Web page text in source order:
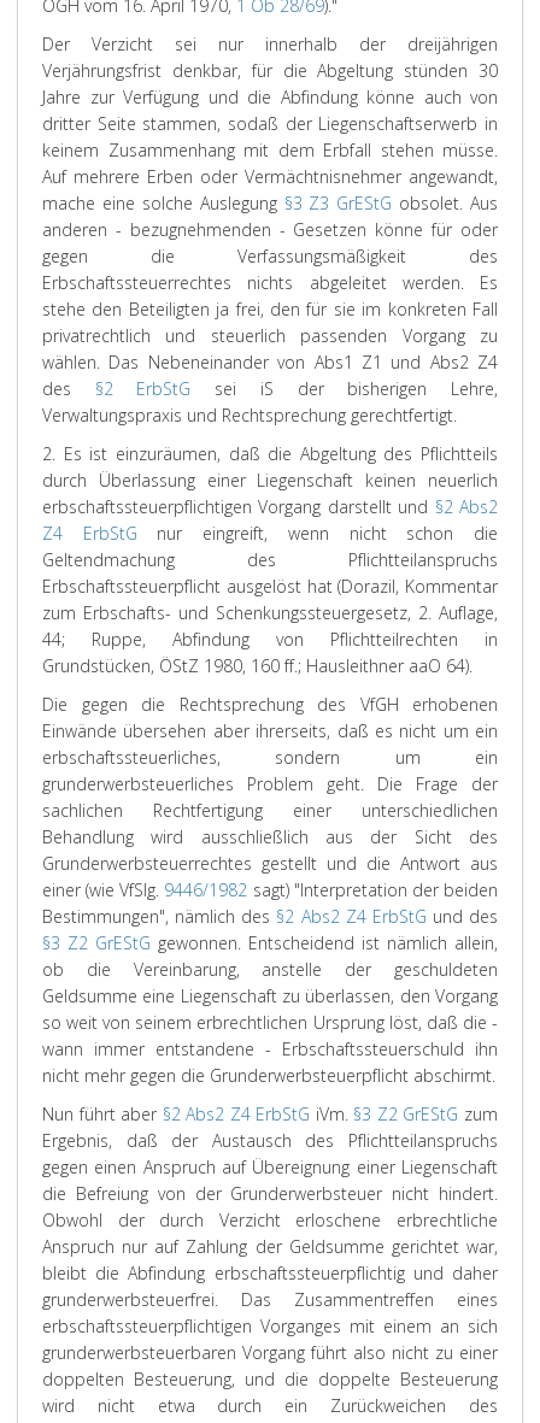
OGH vom 16. April 1970, 1 Ob 28/69)."
Der Verzicht sei nur innerhalb der dreijährigen
Verjährungsfrist denkbar, für die Abgeltung stünden 30
Jahre zur Verfügung und die Abfindung könne auch von
dritter Seite stammen, sodaß der Liegenschaftserwerb in
keinem Zusammenhang mit dem Erbfall stehen müsse.
Auf mehrere Erben oder Vermächtnisnehmer angewandt,
mache eine solche Auslegung §3 Z3 GrEStG obsolet. Aus
anderen - bezugnehmenden - Gesetzen könne für oder
gegen die Verfassungsmäßigkeit des
Erbschaftssteuerrechtes nichts abgeleitet werden. Es
stehe den Beteiligten ja frei, den für sie im konkreten Fall
privatrechtlich und steuerlich passenden Vorgang zu
wählen. Das Nebeneinander von Abs1 Z1 und Abs2 Z4
des §2 ErbStG sei iS der bisherigen Lehre,
Verwaltungspraxis und Rechtsprechung gerechtfertigt.
2. Es ist einzuräumen, daß die Abgeltung des Pflichtteils
durch Überlassung einer Liegenschaft keinen neuerlich
erbschaftssteuerpflichtigen Vorgang darstellt und §2 Abs2
Z4 ErbStG nur eingreift, wenn nicht schon die
Geltendmachung des Pflichtteilanspruchs
Erbschaftssteuerpflicht ausgelöst hat (Dorazil, Kommentar
zum Erbschafts- und Schenkungssteuergesetz, 2. Auflage,
44; Ruppe, Abfindung von Pflichtteilrechten in
Grundstücken, ÖStZ 1980, 160 ff.; Hausleithner aaO 64).
Die gegen die Rechtsprechung des VfGH erhobenen
Einwände übersehen aber ihrerseits, daß es nicht um ein
erbschaftssteuerliches, sondern um ein
grunderwerbsteuerliches Problem geht. Die Frage der
sachlichen Rechtfertigung einer unterschiedlichen
Behandlung wird ausschließlich aus der Sicht des
Grunderwerbsteuerrechtes gestellt und die Antwort aus
einer (wie VfSlg. 9446/1982 sagt) "Interpretation der beiden
Bestimmungen", nämlich des §2 Abs2 Z4 ErbStG und des
§3 Z2 GrEStG gewonnen. Entscheidend ist nämlich allein,
ob die Vereinbarung, anstelle der geschuldeten
Geldsumme eine Liegenschaft zu überlassen, den Vorgang
so weit von seinem erbrechtlichen Ursprung löst, daß die -
wann immer entstandene - Erbschaftssteuerschuld ihn
nicht mehr gegen die Grunderwerbsteuerpflicht abschirmt.
Nun führt aber §2 Abs2 Z4 ErbStG iVm. §3 Z2 GrEStG zum
Ergebnis, daß der Austausch des Pflichtteilanspruchs
gegen einen Anspruch auf Übereignung einer Liegenschaft
die Befreiung von der Grunderwerbsteuer nicht hindert.
Obwohl der durch Verzicht erloschene erbrechtliche
Anspruch nur auf Zahlung der Geldsumme gerichtet war,
bleibt die Abfindung erbschaftssteuerpflichtig und daher
grunderwerbsteuerfrei. Das Zusammentreffen eines
erbschaftssteuerpflichtigen Vorganges mit einem an sich
grunderwerbsteuerbaren Vorgang führt also nicht zu einer
doppelten Besteuerung, und die doppelte Besteuerung
wird nicht etwa durch ein Zurückweichen des